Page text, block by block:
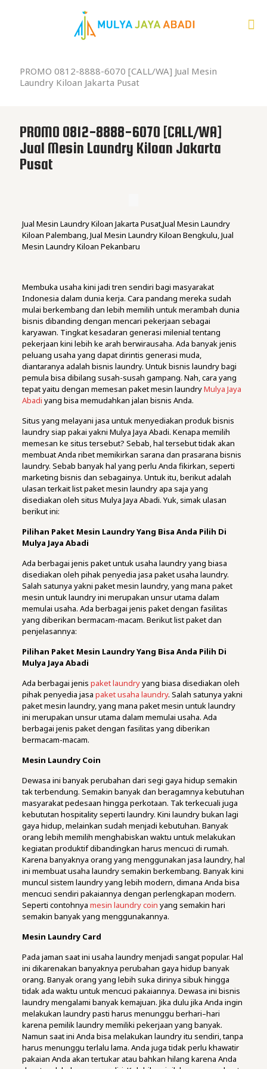
PROMO 0812-8888-6070 [CALL/WA] Jual Mesin
Laundry Kiloan Jakarta Pusat
PROMO 0812-8888-6070 [CALL/WA]
Jual Mesin Laundry Kiloan Jakarta
Pusat
Jual Mesin Laundry Kiloan Jakarta Pusat,Jual Mesin Laundry
Kiloan Palembang, Jual Mesin Laundry Kiloan Bengkulu, Jual
Mesin Laundry Kiloan Pekanbaru
Membuka usaha kini jadi tren sendiri bagi masyarakat
Indonesia dalam dunia kerja. Cara pandang mereka sudah
mulai berkembang dan lebih memilih untuk merambah dunia
bisnis dibanding dengan mencari pekerjaan sebagai
karyawan. Tingkat kesadaran generasi milenial tentang
pekerjaan kini lebih ke arah berwirausaha. Ada banyak jenis
peluang usaha yang dapat dirintis generasi muda,
diantaranya adalah bisnis laundry. Untuk bisnis laundry bagi
pemula bisa dibilang susah-susah gampang. Nah, cara yang
tepat yaitu dengan memesan paket mesin laundryMulya Jaya
Abadi yang bisa memudahkan jalan bisnis Anda.
Situs yang melayani jasa untuk menyediakan produk bisnis
laundry siap pakai yakni Mulya Jaya Abadi. Kenapa memilih
memesan ke situs tersebut? Sebab, hal tersebut tidak akan
membuat Anda ribet memikirkan sarana dan prasarana bisnis
laundry. Sebab banyak hal yang perlu Anda fikirkan, seperti
marketing bisnis dan sebagainya. Untuk itu, berikut adalah
ulasan terkait list paket mesin laundry apa saja yang
disediakan oleh situs Mulya Jaya Abadi. Yuk, simak ulasan
berikut ini:
Pilihan Paket Mesin Laundry Yang Bisa Anda Pilih Di
Mulya Jaya Abadi
Ada berbagai jenis paket untuk usaha laundry yang biasa
disediakan oleh pihak penyedia jasa paket usaha laundry.
Salah satunya yakni paket mesin laundry, yang mana paket
mesin untuk laundry ini merupakan unsur utama dalam
memulai usaha. Ada berbagai jenis paket dengan fasilitas
yang diberikan bermacam-macam. Berikut list paket dan
penjelasannya:
Pilihan Paket Mesin Laundry Yang Bisa Anda Pilih Di
Mulya Jaya Abadi
Ada berbagai jenis paket laundryyang biasa disediakan oleh
pihak penyedia jasa paket usaha laundry. Salah satunya yakni
paket mesin laundry, yang mana paket mesin untuk laundry
ini merupakan unsur utama dalam memulai usaha. Ada
berbagai jenis paket dengan fasilitas yang diberikan
bermacam-macam.
Mesin Laundry Coin
Dewasa ini banyak perubahan dari segi gaya hidup semakin
tak terbendung. Semakin banyak dan beragamnya kebutuhan
masyarakat pedesaan hingga perkotaan. Tak terkecuali juga
kebututan hospitality seperti laundry. Kini laundry bukan lagi
gaya hidup, melainkan sudah menjadi kebutuhan. Banyak
orang lebih memilih menghabiskan waktu untuk melakukan
kegiatan produktif dibandingkan harus mencuci di rumah.
Karena banyaknya orang yang menggunakan jasa laundry, hal
ini membuat usaha laundry semakin berkembang. Banyak kini
muncul sistem laundry yang lebih modern, dimana Anda bisa
mencuci sendiri pakaiannya dengan perlengkapan modern.
Seperti contohnya mesin laundry coin yang semakin hari
semakin banyak yang menggunakannya.
Mesin Laundry Card
Pada jaman saat ini usaha laundry menjadi sangat popular. Hal
ini dikarenakan banyaknya perubahan gaya hidup banyak
orang. Banyak orang yang lebih suka dirinya sibuk hingga
tidak ada waktu untuk mencuci pakaiannya. Dewasa ini bisnis
laundry mengalami banyak kemajuan. Jika dulu jika Anda ingin
melakukan laundry pasti harus menunggu berhari–hari
karena pemilik laundry memiliki pekerjaan yang banyak.
Namun saat ini Anda bisa melakukan laundry itu sendiri, tanpa
harus menunggu terlalu lama. Anda juga tidak perlu khawatir
pakaian Anda akan tertukar atau bahkan hilang karena Anda